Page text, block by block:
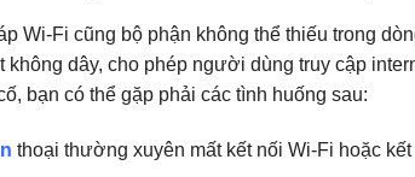
Wi-Fi cũng bộ phận không thể thiếu trong
dây, cho phép người dùng truy cập
bạn có thể gặp phải các tình huống sau:
thoại thường xuyên mất kết nối Wi-Fi hoặc